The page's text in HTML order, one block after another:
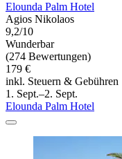
Elounda Palm Hotel
Agios Nikolaos
9,2/10
Wunderbar
(274 Bewertungen)
179 €
inkl. Steuern & Gebühren
1. Sept.–2. Sept.
Elounda Palm Hotel